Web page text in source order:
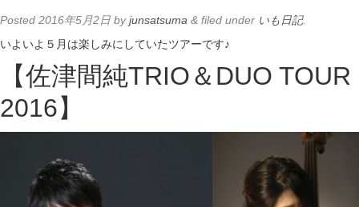
YouTube
Online Lesson
Posted 2016年5月2日 byjunsatsuma & filed under いも日記.
いよいよ５月は楽しみにしていたツアーです♪
【佐津間純TRIO＆DUO TOUR
2016】